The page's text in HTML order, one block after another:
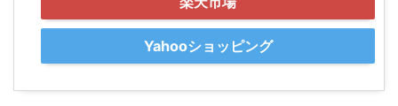
Yahooショッピング